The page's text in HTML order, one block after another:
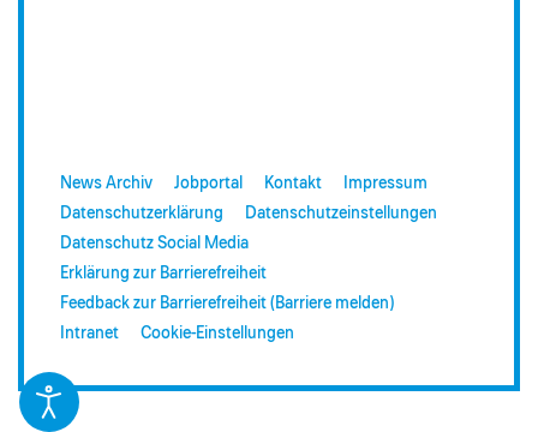
News Archiv Jobportal Kontakt
Impressum
Datenschutzerklärung
Datenschutzeinstellungen
Datenschutz Social Media
Erklärung zur Barrierefreiheit
Feedback zur Barrierefreiheit (Barriere melden)
Intranet
Cookie-Einstellungen